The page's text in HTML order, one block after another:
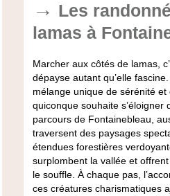
Les
lamas à
Marcher aux côtés de lamas,
dépayse autant qu’elle
mélange unique de sérénité
quiconque souhaite s’éloigner
parcours de Fontainebleau,
traversent des paysages
étendues forestières
surplombent la vallée et
le souffle. À chaque pas,
ces créatures charismatiques